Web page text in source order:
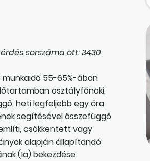
sorszáma ott: 3430
munkaidő 55-65%-ában
osztályfőnöki,
heti legfeljebb egy óra
segítésével összefüggő
csökkentett vagy
alapján állapítandó
(1a) bekezdése